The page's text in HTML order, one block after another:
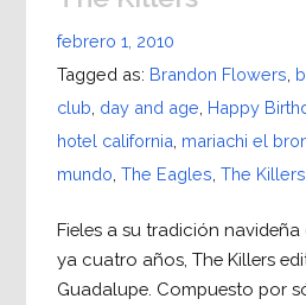
febrero 1, 2010
Tagged as: Brandon Flowers
club day and age Happy
hotel california mariachi el
mundo The Eagles The Killers
Fieles a su tradición
ya cuatro años, The Killers
Guadalupe. Compuesto por